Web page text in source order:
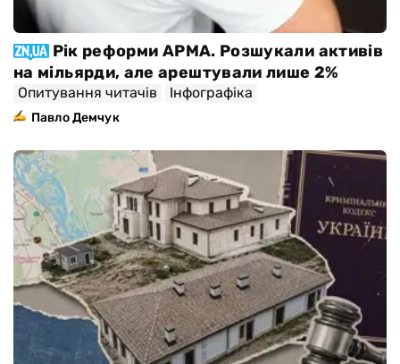
Рік реформи АРМА. Розшукали активів
на мільярди, але арештували лише 2%
Опитування читачів Інфографіка
Павло Демчук